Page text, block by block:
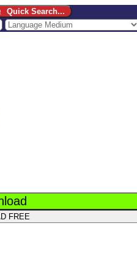
Quick Search...
FREE